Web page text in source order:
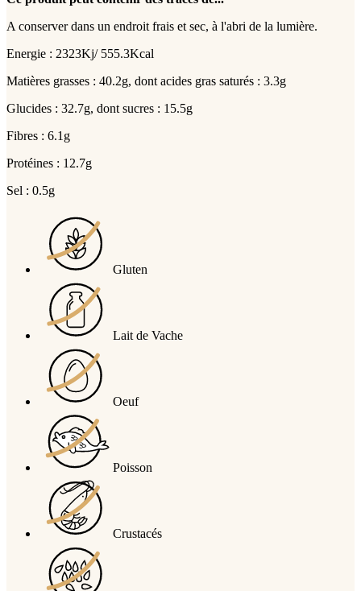
A conserver dans un endroit frais et sec, à l'abri de la lumière.
Energie : 2323Kj/ 555.3Kcal
Matières grasses : 40.2g, dont acides gras saturés : 3.3g
Glucides : 32.7g, dont sucres : 15.5g
Fibres : 6.1g
Protéines : 12.7g
Sel : 0.5g
Gluten
Lait de Vache
Oeuf
Poisson
Crustacés